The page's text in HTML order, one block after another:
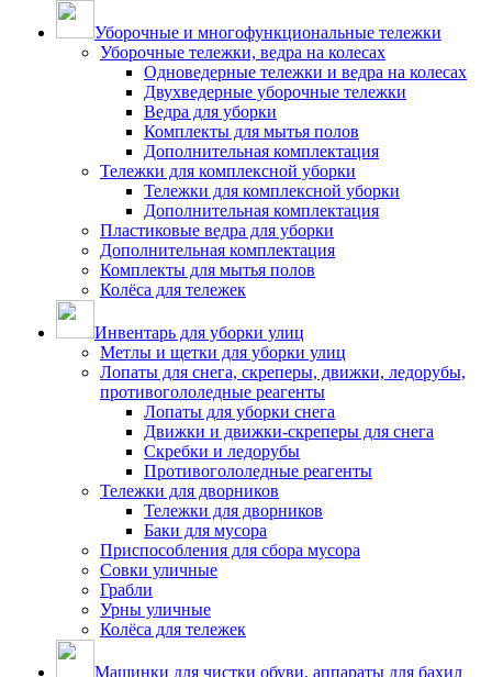
Уборочные и многофункциональные тележки
Уборочные тележки, ведра на колесах
Одноведерные тележки и ведра на колесах
Двухведерные уборочные тележки
Ведра для уборки
Комплекты для мытья полов
Дополнительная комплектация
Тележки для комплексной уборки
Тележки для комплексной уборки
Дополнительная комплектация
Пластиковые ведра для уборки
Дополнительная комплектация
Комплекты для мытья полов
Колёса для тележек
Инвентарь для уборки улиц
Метлы и щетки для уборки улиц
Лопаты для снега, скреперы, движки, ледорубы,
противогололедные реагенты
Лопаты для уборки снега
Движки и движки-скреперы для снега
Скребки и ледорубы
Противогололедные реагенты
Тележки для дворников
Тележки для дворников
Баки для мусора
Приспособления для сбора мусора
Совки уличные
Грабли
Урны уличные
Колёса для тележек
Машинки для чистки обуви, аппараты для бахил